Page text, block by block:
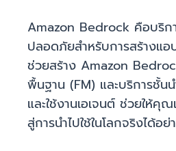
Amazon Bedrock คือบริก
ปลอดภัยสำหรับการสร้างแอ
ช่วยสร้าง Amazon
พื้นฐาน (FM) และบริการชั้นน
และใช้งานเอเจนต์ ช่วยให้คุ
สู่การนำไปใช้ในโลกจริงได้อย่